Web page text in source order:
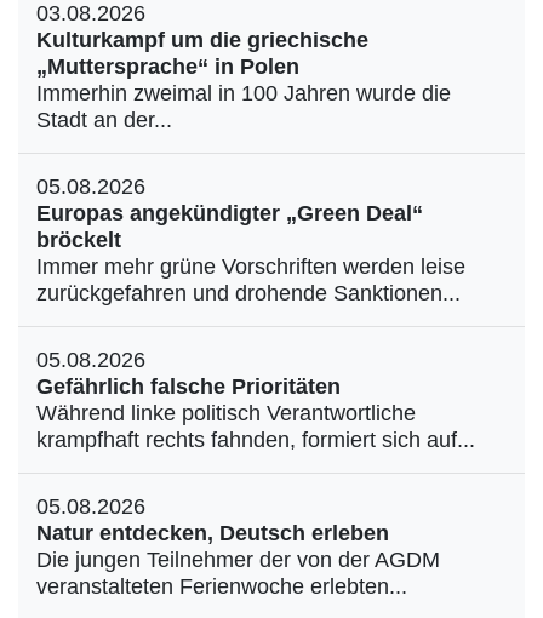
03.08.2026
Kulturkampf um die griechische
„Muttersprache“ in Polen
Immerhin zweimal in 100 Jahren wurde die
Stadt an der...
05.08.2026
Europas angekündigter „Green Deal“
bröckelt
Immer mehr grüne Vorschriften werden leise
zurückgefahren und drohende Sanktionen...
05.08.2026
Gefährlich falsche Prioritäten
Während linke politisch Verantwortliche
krampfhaft rechts fahnden, formiert sich auf...
05.08.2026
Natur entdecken, Deutsch erleben
Die jungen Teilnehmer der von der AGDM
veranstalteten Ferienwoche erlebten...